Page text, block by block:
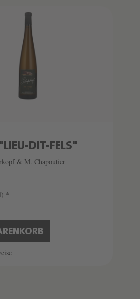
DIT-FELS"
& M. Chapoutier
*